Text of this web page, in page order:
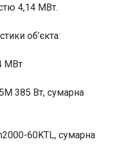
4,14 МВт.
об’єкта:
МВт
385 Вт, сумарна
60KTL, сумарна